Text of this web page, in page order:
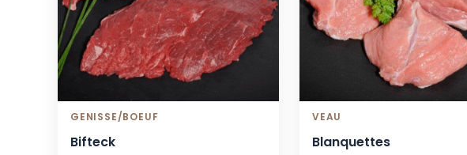
GENISSE/BOEUF
Bifteck
VEAU
Blanquettes